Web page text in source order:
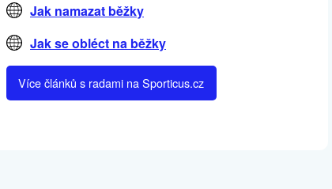
Jak namazat běžky
Jak se obléct na běžky
Více článků s radami na Sporticus.cz